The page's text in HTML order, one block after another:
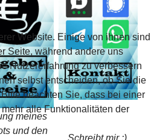
meines
und den
Schreibt mir :)
Website. Einige von ihnen sind
Seite, während andere uns
Nutzererfahrung zu verbessern
selbst entscheiden, ob Sie die
beachten Sie, dass bei einer
alle Funktionalitäten der